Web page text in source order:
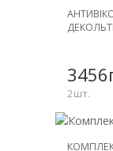
ЗНИЖКА
2шт.